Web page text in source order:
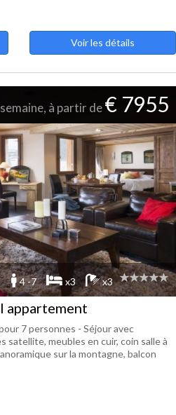
Voir les détails
à partir de€ 7955
4 -7 x3 x3
appartement
7 personnes - Séjour avec
satellite, meubles en cuir, coin salle à
sur la montagne, balcon